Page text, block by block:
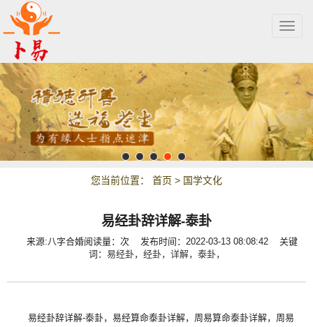
您当前位置： 首页 > 国学文化
易经卦辞详解-泰卦
来源:八字合婚阅读量： 次 发布时间：2022-03-13 08:08:42 关键
词： 易经卦， 经卦， 详解， 泰卦，
易经卦辞详解-泰卦，易经算命泰卦详解，周易算命泰卦详解，周易